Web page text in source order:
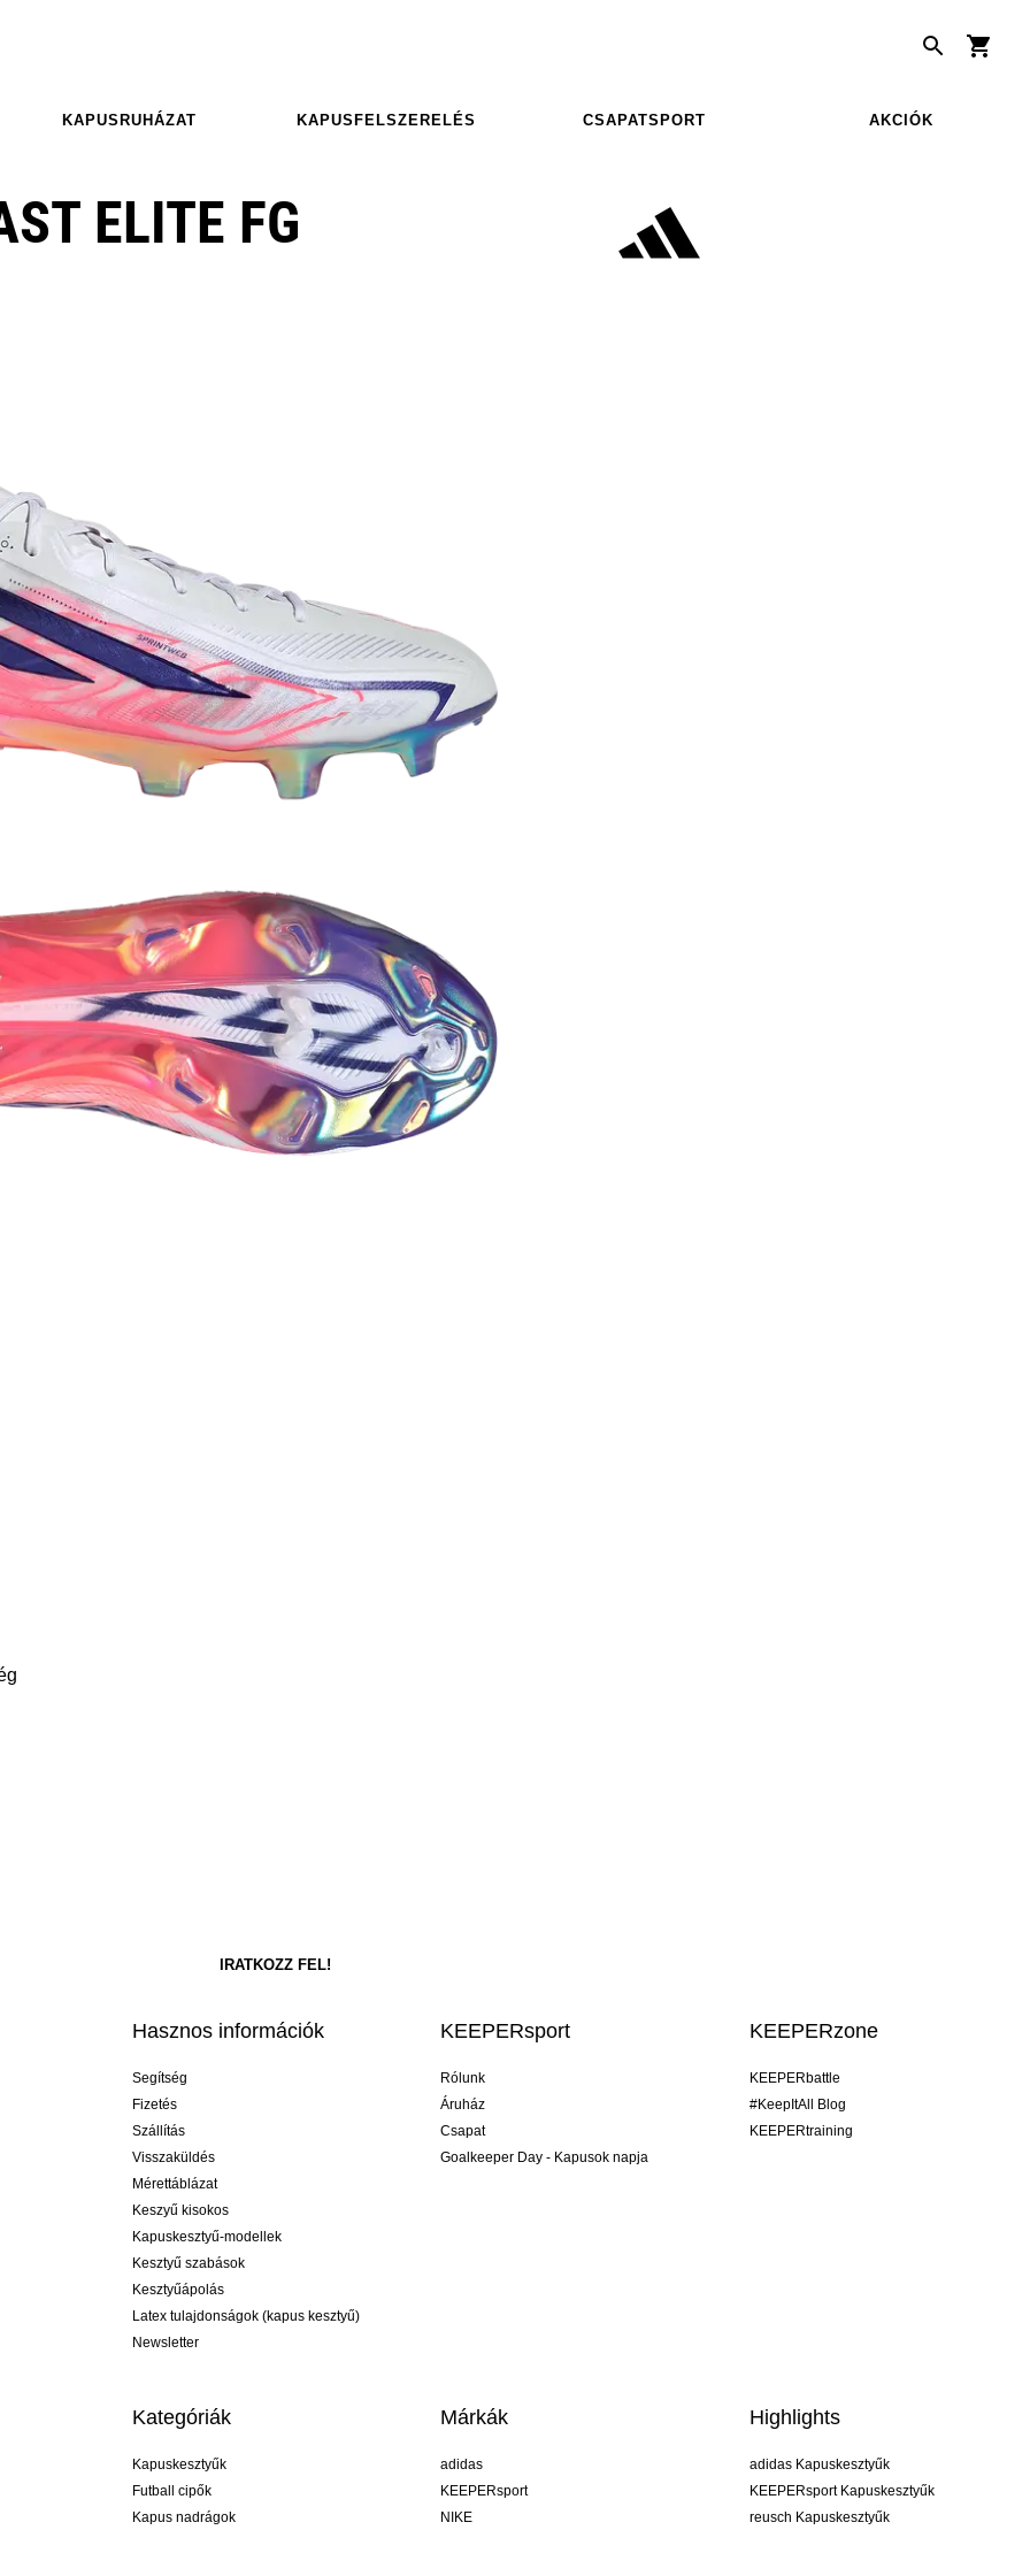
KAPUSRUHÁZAT KAPUSFELSZERELÉS CSAPATSPORT AKCIÓK
ELITE FG
Hasznos információk
Segítség
Fizetés
Szállítás
Visszaküldés
Mérettáblázat
Keszyű kisokos
Kapuskesztyű-modellek
Kesztyű szabások
Kesztyűápolás
Latex tulajdonságok (kapus kesztyű)
Newsletter
KEEPERsport
Rólunk
Áruház
Csapat
Goalkeeper Day - Kapusok napja
KEEPERzone
KEEPERbattle
#KeepItAll Blog
KEEPERtraining
Kategóriák
Kapuskesztyűk
Futball cipők
Kapus nadrágok
Márkák
adidas
KEEPERsport
NIKE
Highlights
adidas Kapuskesztyűk
KEEPERsport Kapuskesztyűk
reusch Kapuskesztyűk